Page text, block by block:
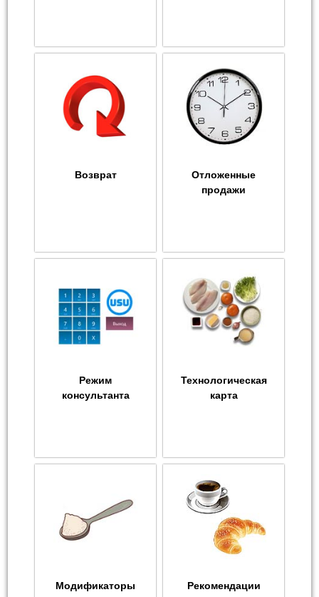
Возврат
Отложенные
продажи
Режим
консультанта
Технологическая
карта
Модификаторы Рекомендации